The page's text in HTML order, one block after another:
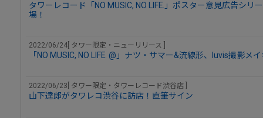
タワーレコード「NO MUSIC, NO LIFE.」ポスター意見広告シリ
場！
2022/06/24[ タワー限定・ニューリリース ]
「NO MUSIC, NO LIFE. @」ナツ・サマー&流線形、luvis撮影メ
2022/06/23[ タワー限定・タワーレコード渋谷店 ]
山下達郎がタワレコ渋谷に訪店！直筆サイン